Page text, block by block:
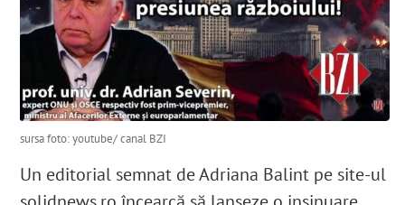
sursa foto: youtube/ canal BZI
Un editorial semnat de Adriana Balint pe site-ul